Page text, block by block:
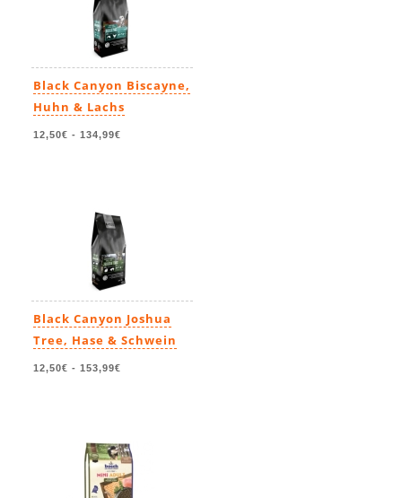
Black Canyon Biscayne,
Huhn & Lachs
12,50€ - 134,99€
Black Canyon Joshua
Tree, Hase & Schwein
12,50€ - 153,99€